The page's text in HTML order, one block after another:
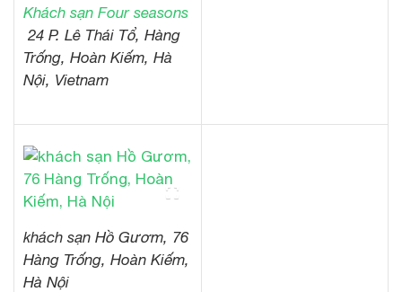
Khách sạn Four seasons
24 P. Lê Thái Tổ, Hàng
Trống, Hoàn Kiếm, Hà
Nội, Vietnam
khách sạn Hồ Gươm, 76
Hàng Trống, Hoàn Kiếm,
Hà Nội